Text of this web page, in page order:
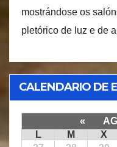
mostrándose os
pletórico de luz e de
CALENDARIO DE
«
L
M X